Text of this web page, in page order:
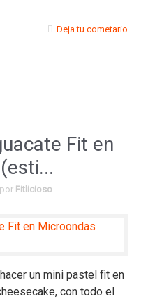
Deja tu cometario
Fit en
Fitlicioso
un mini pastel fit en
con todo el